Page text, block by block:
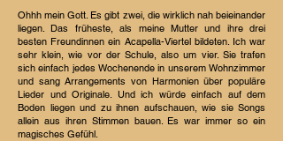
Ohhh mein Gott. Es gibt zwei, die wirklich nah beieinander
liegen. Das früheste, als meine Mutter und ihre drei
besten Freundinnen ein Acapella-Viertel bildeten. Ich war
sehr klein, wie vor der Schule, also um vier. Sie trafen
sich einfach jedes Wochenende in unserem Wohnzimmer
und sang Arrangements von Harmonien über populäre
Lieder und Originale. Und ich würde einfach auf dem
Boden liegen und zu ihnen aufschauen, wie sie Songs
allein aus ihren Stimmen bauen. Es war immer so ein
magisches Gefühl.